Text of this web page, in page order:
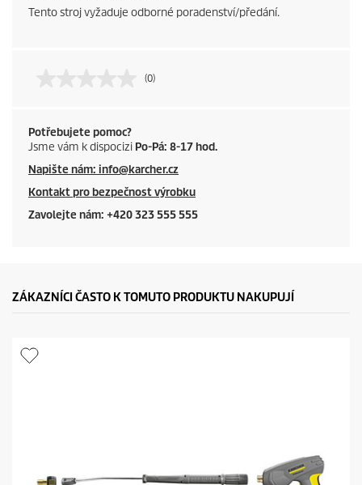
Tento stroj vyžaduje odborné poradenství/předání.
(0)
Potřebujete pomoc?
Jsme vám k dispocizi Po-Pá: 8-17 hod.
Napište nám: info@karcher.cz
Kontakt pro bezpečnost výrobku
Zavolejte nám: +420 323 555 555
ZÁKAZNÍCI ČASTO K TOMUTO PRODUKTU NAKUPUJÍ